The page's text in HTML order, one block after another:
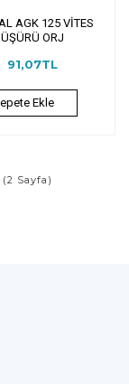
AGK 125 VİTES
ORJ
91,07TL
Ekle
Sayfa)